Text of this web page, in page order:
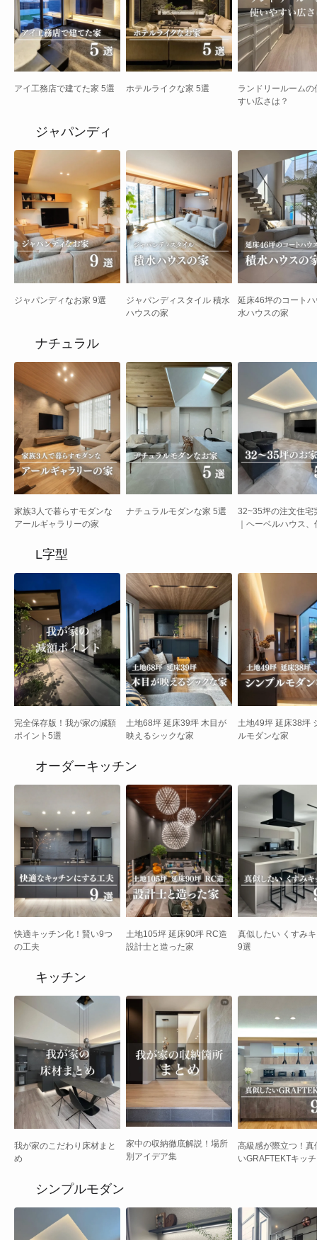
アイ工務店で建てた家 5選 ホテルライクな家 5選
ランドリールームの
すい広さは？
ジャパンディ
ジャパンディなお家 9選
ジャパンディスタイル 積水
ハウスの家
延床46坪のコート
水ハウスの家
ナチュラル
家族3人で暮らすモダンな
アールギャラリーの家
ナチュラルモダンな家 5選
32~35坪の注文住宅
｜ヘーベルハウス
L字型
完全保存版！我が家の減額
ポイント5選
土地68坪 延床39坪 木目が
映えるシックな家
土地49坪 延床38坪
ルモダンな家
オーダーキッチン
快適キッチン化！賢い9つ
の工夫
土地105坪 延床90坪 RC造
設計士と造った家
真似したい くすみ
9選
キッチン
我が家のこだわり床材まと
め
家中の収納徹底解説！場所
別アイデア集
高級感が際立つ！真
いGRAFTEKTキッ
シンプルモダン